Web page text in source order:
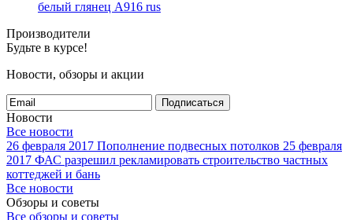
белый глянец A916 rus
Производители
Будьте в курсе!
Новости, обзоры и акции
Подписаться
Новости
Все новости
26 февраля 2017 Пополнение подвесных потолков 25 февраля
2017 ФАС разрешил рекламировать строительство частных
коттеджей и бань
Все новости
Обзоры и советы
Все обзоры и советы